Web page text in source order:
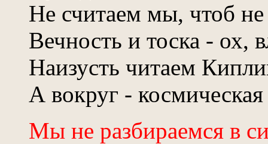
Не считаем мы, чтоб
Вечность и тоска - ох,
Наизусть читаем
А вокруг -
Мы не разбираемся в